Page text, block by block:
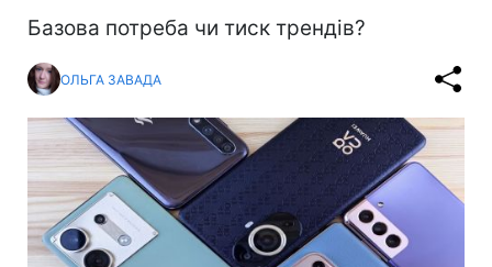
Базова потреба чи тиск трендів?
ОЛЬГА ЗАВАДА